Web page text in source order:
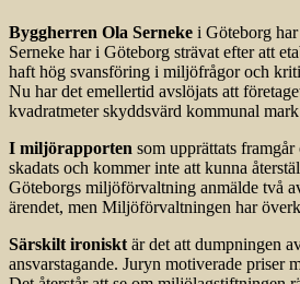
Byggherren Ola Serneke i Göteborg
Serneke har i Göteborg strävat efter att
haft hög svansföring i miljöfrågor och
Nu har det emellertid avslöjats att
kvadratmeter skyddsvärd kommunal
I miljörapporten som upprättats
skadats och kommer inte att kunna
Göteborgs miljöförvaltning anmälde två
ärendet, men Miljöförvaltningen har
Särskilt ironiskt är det att dumpningen
ansvarstagande. Juryn motiverade priser